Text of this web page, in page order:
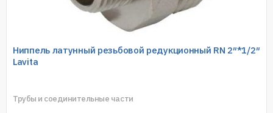
Ниппель латунный резьбовой редукционный RN 2″*1/2″
Lavita
Трубы и соединительные части